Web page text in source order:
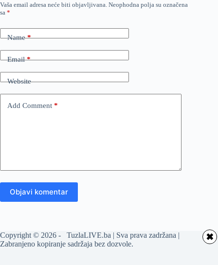
Vaša email adresa neće biti objavljivana. Neophodna polja su označena
sa *
Name*
Email*
Website
Add Comment *
Objavi komentar
Copyright © 2026 - TuzlaLIVE.ba | Sva prava zadržana |
Zabranjeno kopiranje sadržaja bez dozvole.
✖